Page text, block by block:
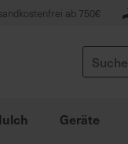
ab 750€
Suche
Geräte